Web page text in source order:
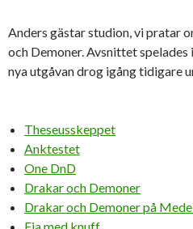
Anders gästar studion, vi pratar
och Demoner. Avsnittet
nya utgåvan drog igång tidigare
Theseusskeppet
Anktestet
One DnD
Drakar och Demoner
Drakar och Demoner på